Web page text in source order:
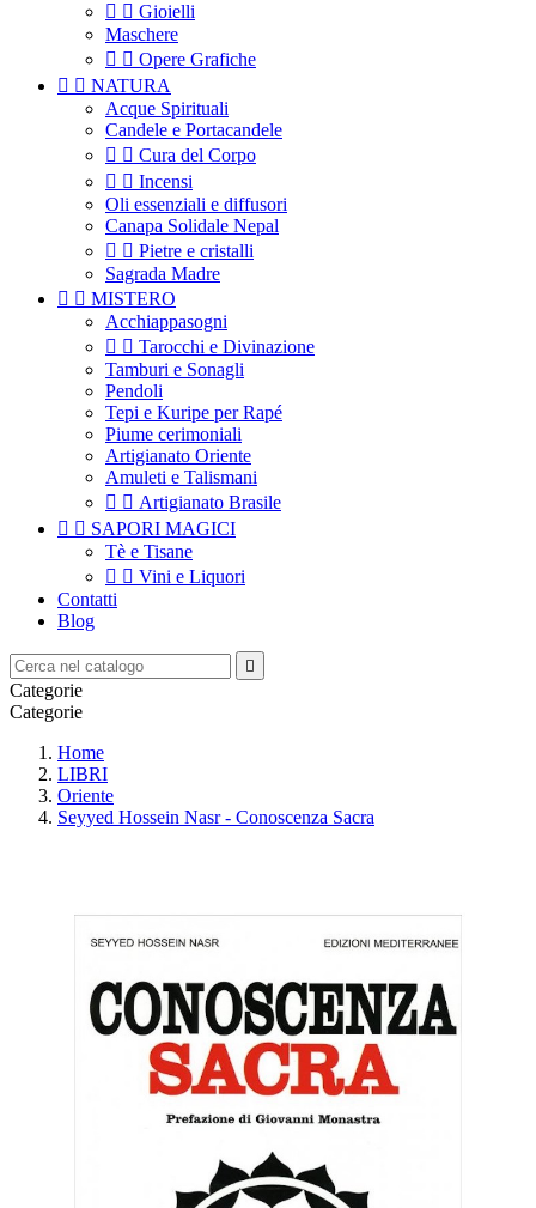
  Gioielli
Maschere
  Opere Grafiche
  NATURA
Acque Spirituali
Candele e Portacandele
  Cura del Corpo
  Incensi
Oli essenziali e diffusori
Canapa Solidale Nepal
  Pietre e cristalli
Sagrada Madre
  MISTERO
Acchiappasogni
  Tarocchi e Divinazione
Tamburi e Sonagli
Pendoli
Tepi e Kuripe per Rapé
Piume cerimoniali
Artigianato Oriente
Amuleti e Talismani
  Artigianato Brasile
  SAPORI MAGICI
Tè e Tisane
  Vini e Liquori
Contatti
Blog

Categorie
Categorie
Home
LIBRI
Oriente
Seyyed Hossein Nasr - Conoscenza Sacra